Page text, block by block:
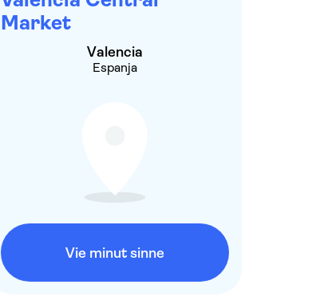
Market
Valencia
Espanja
Vie minut sinne